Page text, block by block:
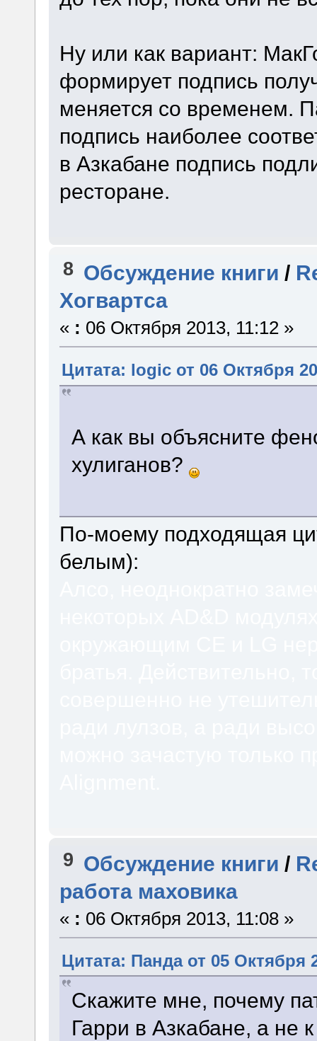
Ну или как вариант:
формирует подпись
меняется со временем.
подпись наиболее
в Азкабане подпись
ресторане.
8 Обсуждение книги /
Хогвартса
« : 06 Октября 2013, 11:12 »
Цитата: logic от 06 Октября
А как вы объясните
хулиганов?
По-моему подходящая
белым):
9 Обсуждение книги /
работа маховика
« : 06 Октября 2013, 11:08 »
Цитата: Панда от 05 Октября
Скажите мне, почему
Гарри в Азкабане, а не